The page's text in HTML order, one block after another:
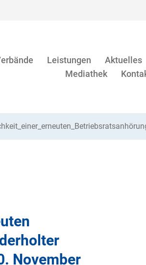
Leistungen Aktuelles
Mediathek
November